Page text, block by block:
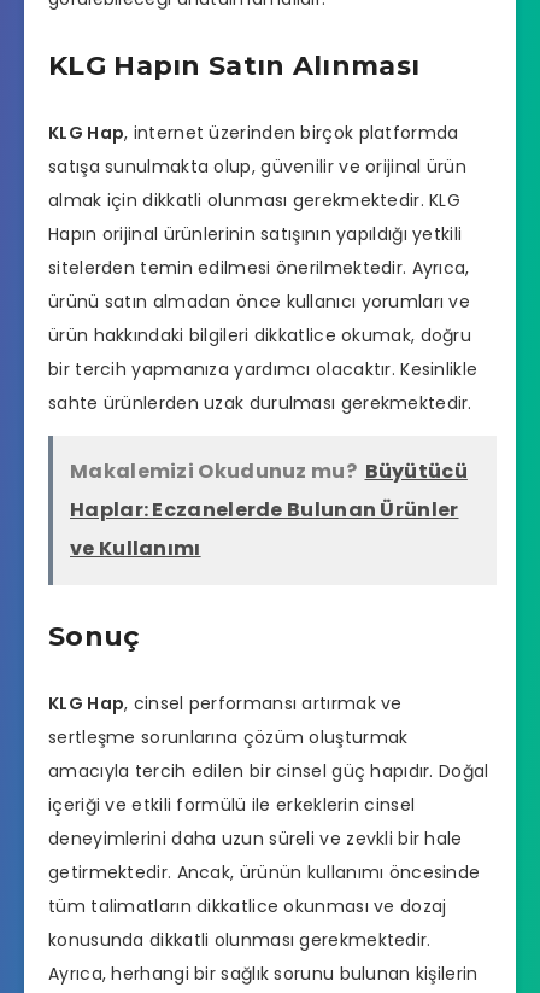
KLG Hapın Satın Alınması
KLG Hap, internet üzerinden birçok platformda
satışa sunulmakta olup, güvenilir ve orijinal ürün
almak için dikkatli olunması gerekmektedir. KLG
Hapın orijinal ürünlerinin satışının yapıldığı yetkili
sitelerden temin edilmesi önerilmektedir. Ayrıca,
ürünü satın almadan önce kullanıcı yorumları ve
ürün hakkındaki bilgileri dikkatlice okumak, doğru
bir tercih yapmanıza yardımcı olacaktır. Kesinlikle
sahte ürünlerden uzak durulması gerekmektedir.
Makalemizi Okudunuz mu? Büyütücü
Haplar: Eczanelerde Bulunan Ürünler
ve Kullanımı
Sonuç
KLG Hap, cinsel performansı artırmak ve
sertleşme sorunlarına çözüm oluşturmak
amacıyla tercih edilen bir cinsel güç hapıdır. Doğal
içeriği ve etkili formülü ile erkeklerin cinsel
deneyimlerini daha uzun süreli ve zevkli bir hale
getirmektedir. Ancak, ürünün kullanımı öncesinde
tüm talimatların dikkatlice okunması ve dozaj
konusunda dikkatli olunması gerekmektedir.
Ayrıca, herhangi bir sağlık sorunu bulunan kişilerin